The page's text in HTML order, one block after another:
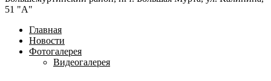
51 "А"
Главная
Новости
Фотогалерея
Видеогалерея